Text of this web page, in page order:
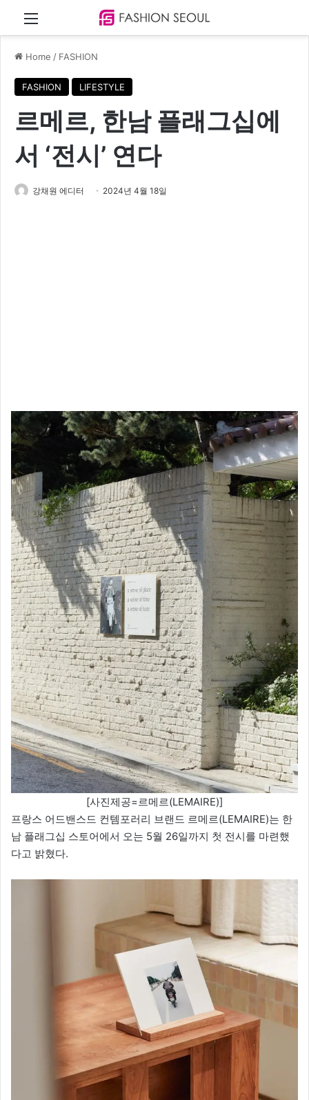
Menu
Home / FASHION
FASHION LIFESTYLE
르메르, 한남 플래그십에
서 ‘전시’ 연다
강채원 에디터 2024년 4월 18일
[사진제공=르메르(LEMAIRE)]
프랑스 어드밴스드 컨템포러리 브랜드 르메르(LEMAIRE)는 한
남 플래그십 스토어에서 오는 5월 26일까지 첫 전시를 마련했
다고 밝혔다.